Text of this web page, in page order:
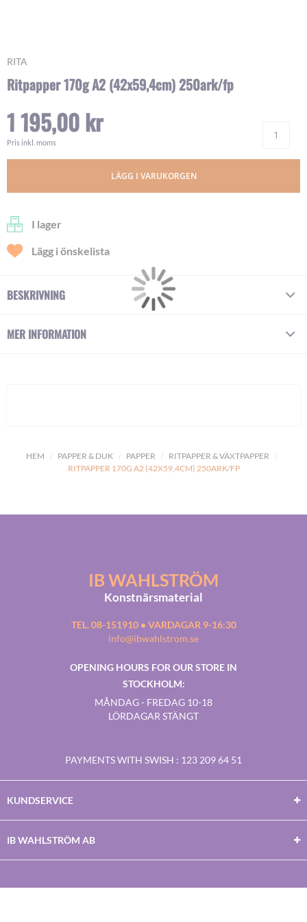
HEM PAPPER & DUK PAPPER
RITPAPPER & VÄXTPAPPER
RITPAPPER 170G A2 (42X59,4CM) 250ARK/FP
RITA
Ritpapper 170g A2 (42x59,4cm) 250ark/fp
1 195,00 kr
Pris inkl. moms
LÄGG I VARUKORGEN
I lager
Lägg i önskelista
Skip
the
of
images
BESKRIVNING
MER INFORMATION
IB WAHLSTRÖM
Konstnärsmaterial
TEL. 08-151910 • VARDAGAR 9-16:30
info@ibwahlstrom.se
OPENING HOURS FOR OUR STORE IN
STOCKHOLM:
MÅNDAG - FREDAG 10-18
LÖRDAGAR STÄNGT
PAYMENTS WITH SWISH : 123 209 64 51
KUNDSERVICE
IB WAHLSTRÖM AB
Facebook
TwitterYoutubeInstagram